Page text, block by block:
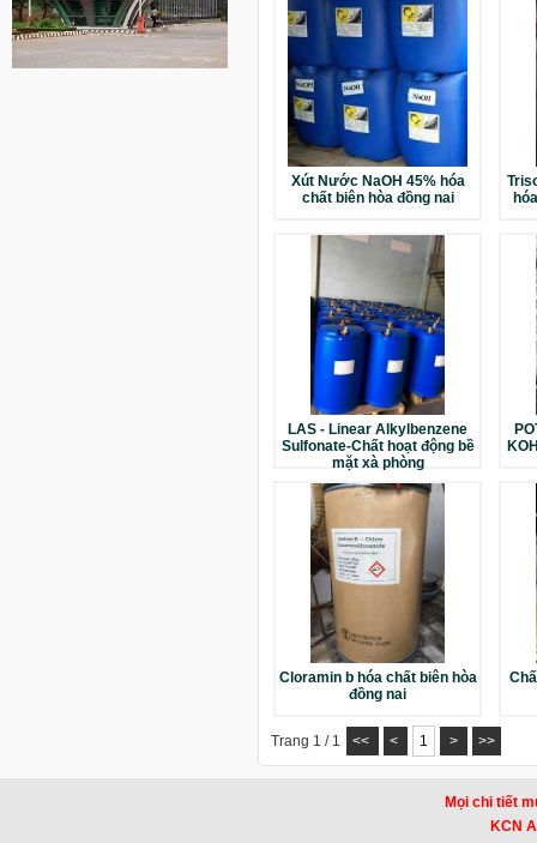
Xút Nước NaOH 45% hóa
chất biên hòa đồng nai
LAS - Linear Alkylbenzene
Sulfonate-Chất hoạt động bề
mặt xà phòng
Cloramin b hóa chất biên hòa
đồng nai
Trang 1 / 1 << < 1 > >>
Mọi chi tiết
KCN